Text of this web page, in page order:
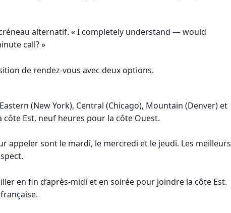
alternatif. « I completely understand — would
call? »
de rendez-vous avec deux options.
(New York), Central (Chicago), Mountain (Denver) et
côte Est, neuf heures pour la côte Ouest.
appeler sont le mardi, le mercredi et le jeudi. Les meilleurs
en fin d’après-midi et en soirée pour joindre la côte Est.